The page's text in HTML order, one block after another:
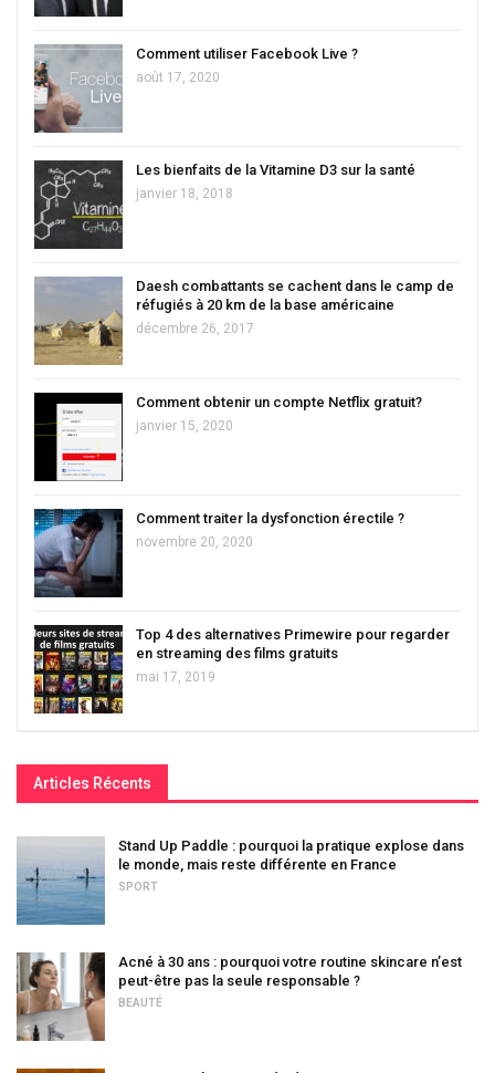
Comment utiliser Facebook Live ?
août 17, 2020
Les bienfaits de la Vitamine D3 sur la santé
janvier 18, 2018
Daesh combattants se cachent dans le camp de
réfugiés à 20 km de la base américaine
décembre 26, 2017
Comment obtenir un compte Netflix gratuit?
janvier 15, 2020
Comment traiter la dysfonction érectile ?
novembre 20, 2020
Top 4 des alternatives Primewire pour regarder
en streaming des films gratuits
mai 17, 2019
Articles Récents
Stand Up Paddle : pourquoi la pratique explose dans
le monde, mais reste différente en France
SPORT
Acné à 30 ans : pourquoi votre routine skincare n’est
peut-être pas la seule responsable ?
BEAUTÉ